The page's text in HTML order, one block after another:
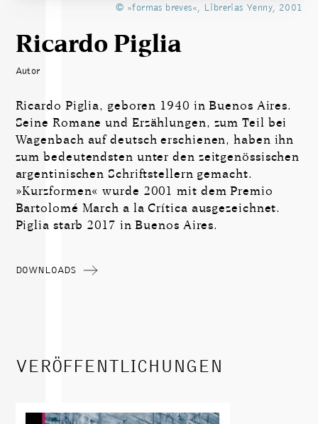
© »formas breves«, Librerias Yenny, 2001
Ricardo Piglia
Autor
Ricardo Piglia, geboren 1940 in Buenos Aires.
Seine Romane und Erzählungen, zum Teil bei
Wagenbach auf deutsch erschienen, haben ihn
zum bedeutendsten unter den zeitgenössischen
argentinischen Schriftstellern gemacht.
»Kurzformen« wurde 2001 mit dem Premio
Bartolomé March a la Crítica ausgezeichnet.
Piglia starb 2017 in Buenos Aires.
DOWNLOADS
VERÖFFENTLICHUNGEN